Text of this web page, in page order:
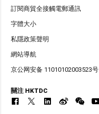
訂閱商貿全接觸電郵通訊
字體大小
私隱政策聲明
網站導航
京公网安备 11010102003523号
關注 HKTDC